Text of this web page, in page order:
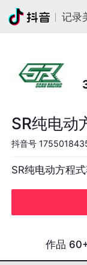
记录
SR纯电动
抖音号
SR纯电动方程
作品